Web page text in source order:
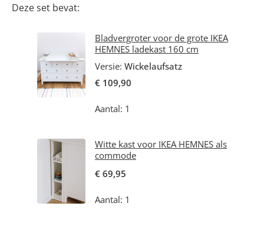
Deze set bevat:
Bladvergroter voor de grote IKEA
HEMNES ladekast 160 cm
Versie: Wickelaufsatz
€ 109,90
Aantal: 1
Witte kast voor IKEA HEMNES als
commode
€ 69,95
Aantal: 1